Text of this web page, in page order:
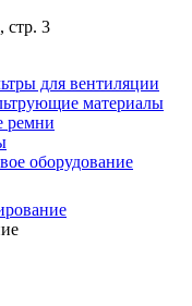
стр. 3
для вентиляции
материалы
ремни
оборудование